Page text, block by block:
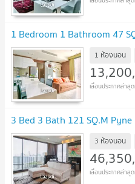
1 Bedroom 1 Bathroom 47
1 ห้องนอน
3 Bed 3 Bath 121 SQ.M
3 ห้องนอน